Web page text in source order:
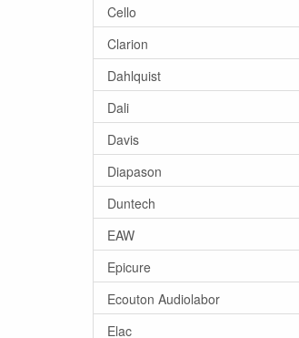
Cello
Clarion
Dahlquist
Dali
Davis
Diapason
Duntech
EAW
Epicure
Ecouton Audiolabor
Elac